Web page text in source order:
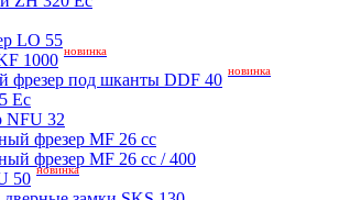
LO 55
1000 новинка
фрезер под шканты DDF 40 новинка
Ec
NFU 32
фрезер MF 26 cc
фрезер MF 26 cc / 400
50 новинка